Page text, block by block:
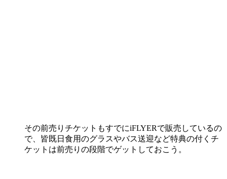
その前売りチケットもすでにiFLYERで販売しているの
で、皆既日食用のグラスやバス送迎など特典の付くチ
ケットは前売りの段階でゲットしておこう。